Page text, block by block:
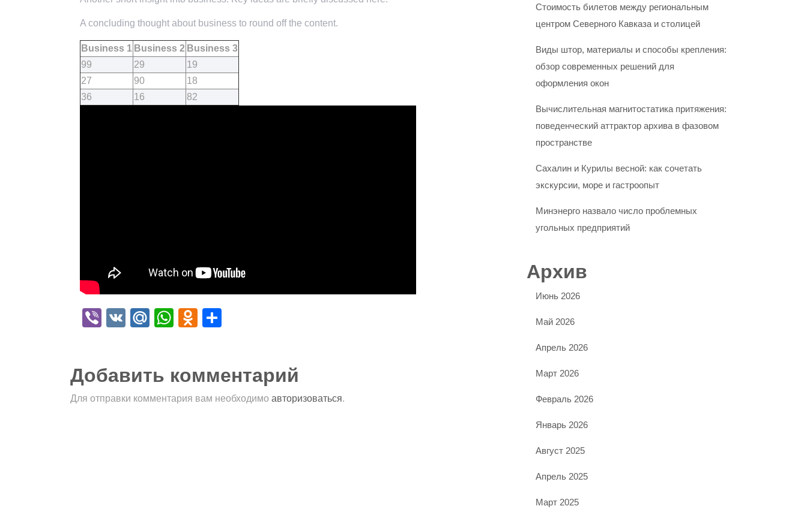
A concluding thought about business to round off the content.
Business 1 Business 2 Business 3
99
29
19
27
90
18
36
16 82
Viber
VK Mail.Ru
WhatsApp
Odnoklassniki
Добавить комментарий
Для отправки комментария вам необходимо авторизоваться.
Стоимость билетов между региональным
центром Северного Кавказа и столицей
Виды штор, материалы и способы крепления:
обзор современных решений для
оформления окон
Вычислительная магнитостатика притяжения:
поведенческий аттрактор архива в фазовом
пространстве
Сахалин и Курилы весной: как сочетать
экскурсии, море и гастроопыт
Минэнерго назвало число проблемных
угольных предприятий
Архив
Июнь 2026
Май 2026
Апрель 2026
Март 2026
Февраль 2026
Январь 2026
Август 2025
Апрель 2025
Март 2025